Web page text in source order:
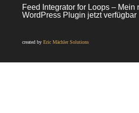
Feed Integrator for Loops – Mein
WordPress Plugin jetzt verfügbar
created by Eric Mächler Solutions